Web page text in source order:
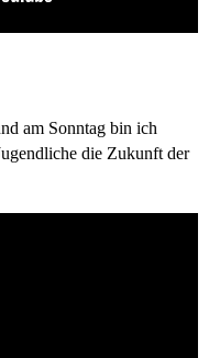
am Sonntag bin ich
die Zukunft der